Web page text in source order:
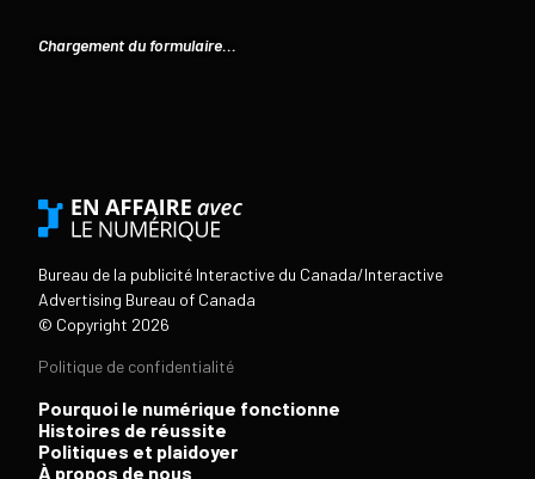
Chargement du formulaire...
Bureau de la publicité Interactive du Canada/Interactive
Advertising Bureau of Canada
© Copyright 2026
Politique de confidentialité
Pourquoi le numérique fonctionne
Histoires de réussite
Politiques et plaidoyer
À propos de nous